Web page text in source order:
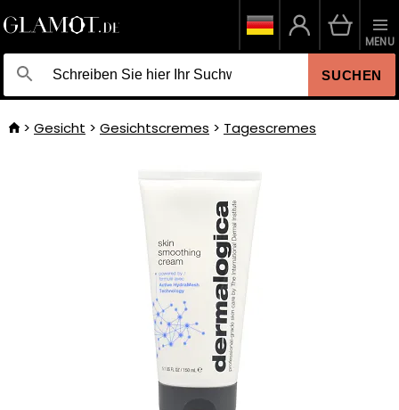
SUCHEN
MENU
Gesicht Gesichtscremes Tagescremes